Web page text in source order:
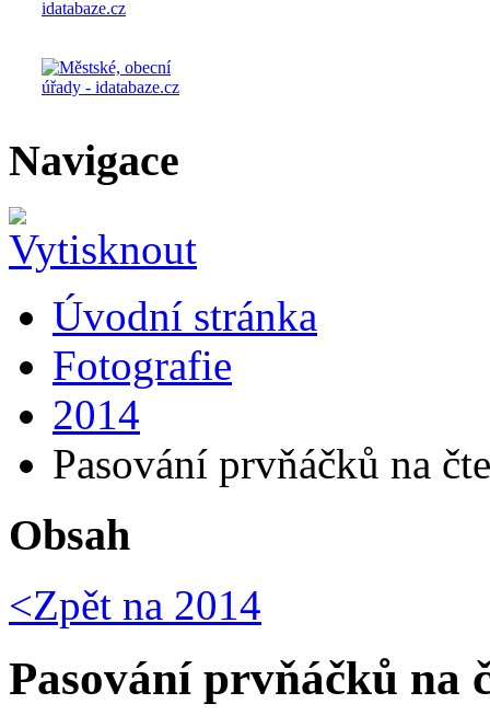
Navigace
Úvodní stránka
Fotografie
2014
Pasování prvňáčků na
Obsah
<Zpět na 2014
Pasování prvňáčků na